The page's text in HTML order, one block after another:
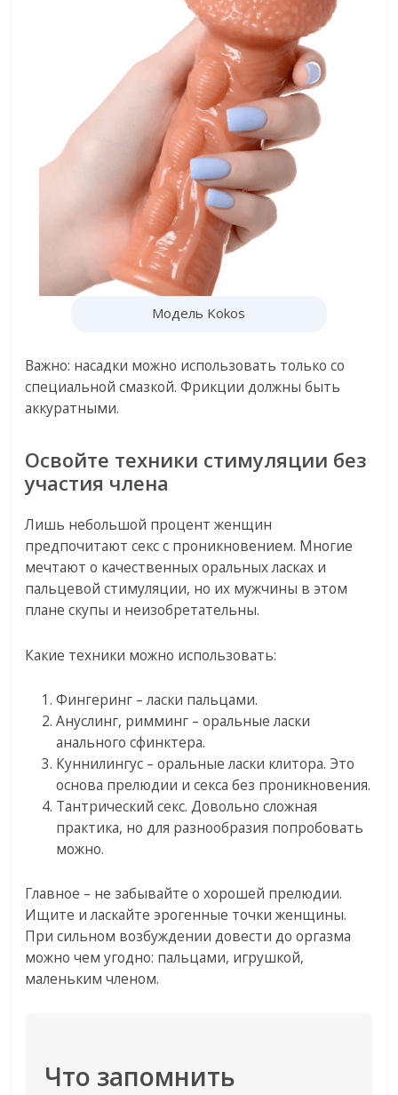
Модель Kokos
Важно: насадки можно использовать только со
специальной смазкой. Фрикции должны быть
аккуратными.
Освойте техники стимуляции без
участия члена
Лишь небольшой процент женщин
предпочитают секс с проникновением. Многие
мечтают о качественных оральных ласках и
пальцевой стимуляции, но их мужчины в этом
плане скупы и неизобретательны.
Какие техники можно использовать:
Фингеринг – ласки пальцами.
Ануслинг, римминг – оральные ласки
анального сфинктера.
Куннилингус – оральные ласки клитора. Это
основа прелюдии и секса без проникновения.
Тантрический секс. Довольно сложная
практика, но для разнообразия попробовать
можно.
Главное – не забывайте о хорошей прелюдии.
Ищите и ласкайте эрогенные точки женщины.
При сильном возбуждении довести до оргазма
можно чем угодно: пальцами, игрушкой,
маленьким членом.
Что запомнить